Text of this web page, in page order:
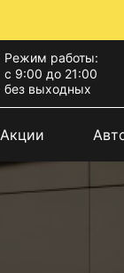
Режим работы:
с 9:00 до 21:00
без выходных
Акции